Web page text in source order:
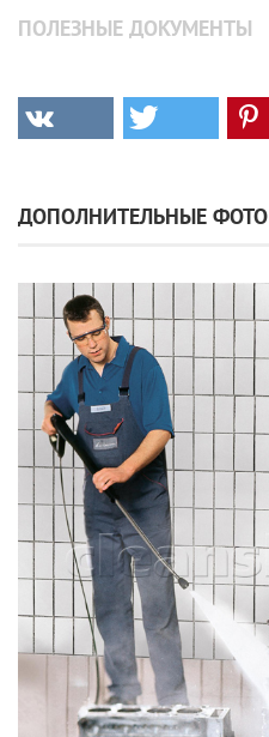
ПОЛЕЗНЫЕ ДОКУМЕНТЫ
ДОПОЛНИТЕЛЬНЫЕ ФОТО